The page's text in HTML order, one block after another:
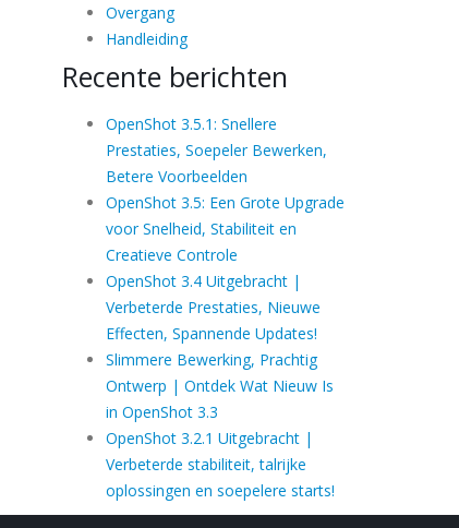
Overgang
Handleiding
Recente berichten
OpenShot 3.5.1: Snellere
Prestaties, Soepeler Bewerken,
Betere Voorbeelden
OpenShot 3.5: Een Grote Upgrade
voor Snelheid, Stabiliteit en
Creatieve Controle
OpenShot 3.4 Uitgebracht |
Verbeterde Prestaties, Nieuwe
Effecten, Spannende Updates!
Slimmere Bewerking, Prachtig
Ontwerp | Ontdek Wat Nieuw Is
in OpenShot 3.3
OpenShot 3.2.1 Uitgebracht |
Verbeterde stabiliteit, talrijke
oplossingen en soepelere starts!